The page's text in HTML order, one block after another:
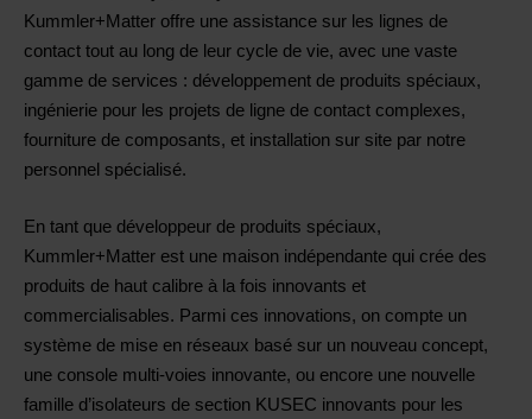
Kummler+Matter offre une assistance sur les lignes de
contact tout au long de leur cycle de vie, avec une vaste
gamme de services : développement de produits spéciaux,
ingénierie pour les projets de ligne de contact complexes,
fourniture de composants, et installation sur site par notre
personnel spécialisé.
En tant que développeur de produits spéciaux,
Kummler+Matter est une maison indépendante qui crée des
produits de haut calibre à la fois innovants et
commercialisables. Parmi ces innovations, on compte un
système de mise en réseaux basé sur un nouveau concept,
une console multi-voies innovante, ou encore une nouvelle
famille d’isolateurs de section KUSEC innovants pour les